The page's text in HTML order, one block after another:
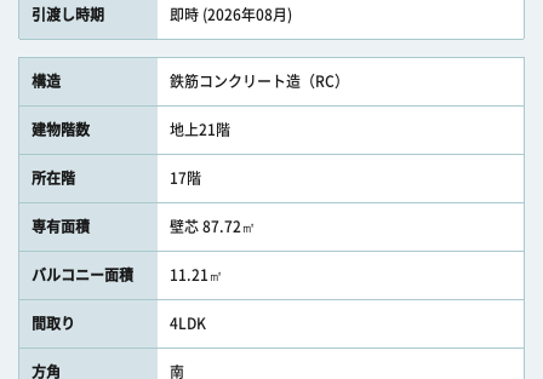
引渡し時期 即時 (2026年08月)
構造 鉄筋コンクリート造（RC）
建物階数 地上21階
所在階 17階
専有面積 壁芯 87.72㎡
バルコニー面積 11.21㎡
間取り 4LDK
方角 南